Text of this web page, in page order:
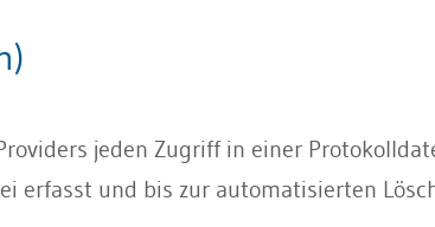
jeden Zugriff in einer
erfasst und bis zur automatisierten